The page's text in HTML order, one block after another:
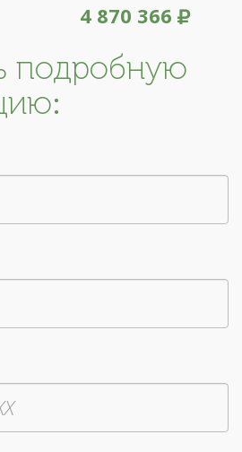
4 870 366
подробную